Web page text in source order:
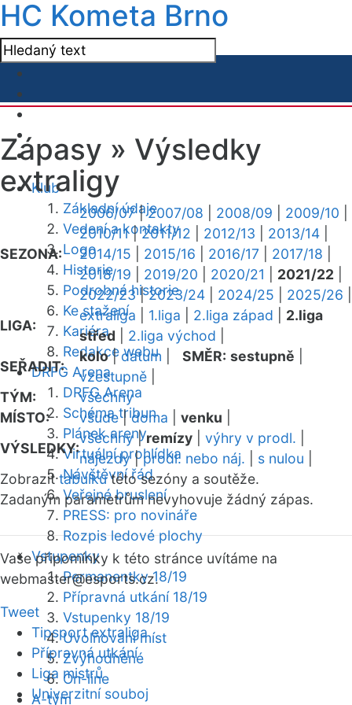
HC Kometa Brno
Klub
Základní údaje
Vedení a kontakty
Logo
Historie
Podrobná historie
Ke stažení
Kariéra
Redakce webu
DRFG Arena
DRFG Arena
Schéma tribun
Plánek areny
Virtuální prohlídka
Návštěvní řád
Veřejné bruslení
PRESS: pro novináře
Rozpis ledové plochy
Vstupenky
Permanentky 18/19
Přípravná utkání 18/19
Vstupenky 18/19
Uvolňování míst
Zvýhodněné
On-line
A-tým
Zápasy » Výsledky
extraligy
SEZONA:
2006/07|2007/08 2008/09 2009/10
2010/11|2011/12 2012/13 2013/14
2014/15
2015/16 2016/17 2017/18
2018/19
2019/20 2020/21 2021/22
2022/23|2023/24 2024/25 2025/26
LIGA:
extraliga 1.liga 2.liga západ
2.liga
střed
2.liga východ
SEŘADIT:
kolo|datum SMĚR: sestupně
vzestupně
TÝM:
všechny
MÍSTO:
všude|doma venku
VÝSLEDKY:
všechny|remízy výhry v prodl.
nájezdy|prodl. nebo náj. s nulou
Zobrazittabulkutéto sezóny a soutěže.
Zadaným parametrům nevyhovuje žádný zápas.
Vaše připomínky k této stránce uvítáme na
webmaster@esports.cz.
Tweet
Tipsport extraliga
Přípravná utkání
Liga mistrů
Univerzitní souboj